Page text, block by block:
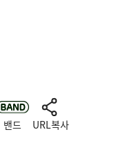
밴드 URL복사